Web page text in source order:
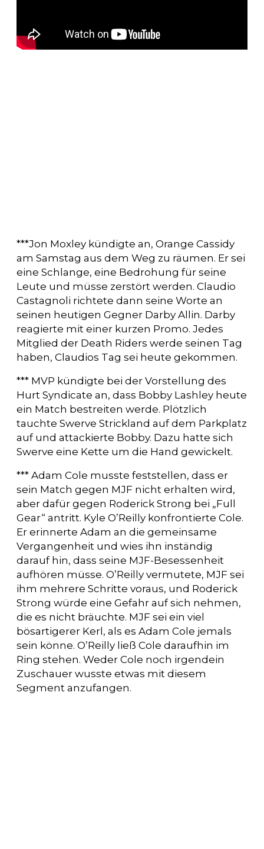
***Jon Moxley kündigte an, Orange Cassidy
am Samstag aus dem Weg zu räumen. Er sei
eine Schlange, eine Bedrohung für seine
Leute und müsse zerstört werden. Claudio
Castagnoli richtete dann seine Worte an
seinen heutigen Gegner Darby Allin. Darby
reagierte mit einer kurzen Promo. Jedes
Mitglied der Death Riders werde seinen Tag
haben, Claudios Tag sei heute gekommen.
*** MVP kündigte bei der Vorstellung des
Hurt Syndicate an, dass Bobby Lashley heute
ein Match bestreiten werde. Plötzlich
tauchte Swerve Strickland auf dem Parkplatz
auf und attackierte Bobby. Dazu hatte sich
Swerve eine Kette um die Hand gewickelt.
*** Adam Cole musste feststellen, dass er
sein Match gegen MJF nicht erhalten wird,
aber dafür gegen Roderick Strong bei „Full
Gear“ antritt. Kyle O’Reilly konfrontierte Cole.
Er erinnerte Adam an die gemeinsame
Vergangenheit und wies ihn inständig
darauf hin, dass seine MJF-Besessenheit
aufhören müsse. O’Reilly vermutete, MJF sei
ihm mehrere Schritte voraus, und Roderick
Strong würde eine Gefahr auf sich nehmen,
die es nicht bräuchte. MJF sei ein viel
bösartigerer Kerl, als es Adam Cole jemals
sein könne. O’Reilly ließ Cole daraufhin im
Ring stehen. Weder Cole noch irgendein
Zuschauer wusste etwas mit diesem
Segment anzufangen.